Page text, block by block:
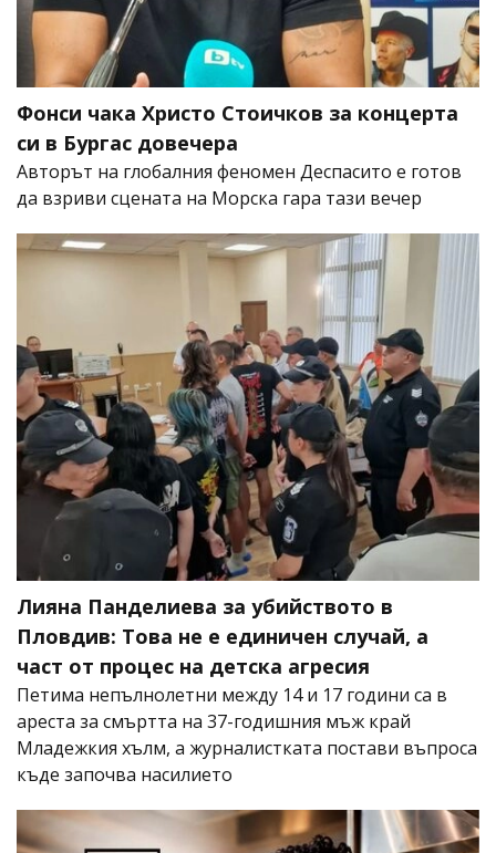
Фонси чака Христо Стоичков за концерта
си в Бургас довечера
Авторът на глобалния феномен Деспасито е готов
да взриви сцената на Морска гара тази вечер
Лияна Панделиева за убийството в
Пловдив: Това не е единичен случай, а
част от процес на детска агресия
Петима непълнолетни между 14 и 17 години са в
ареста за смъртта на 37-годишния мъж край
Младежкия хълм, а журналистката постави въпроса
къде започва насилието